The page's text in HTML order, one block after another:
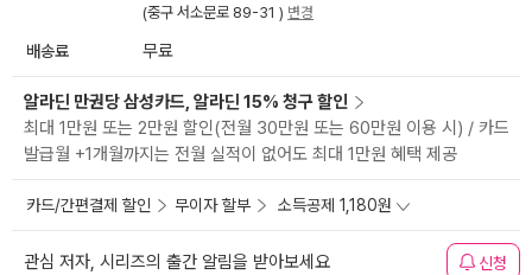
(중구 서소문로 89-31 ) 변경
배송료 무료
알라딘 만권당 삼성카드, 알라딘 15% 청구 할인
최대 1만원 또는 2만원 할인(전월 30만원 또는 60만원 이용 시) / 카드
발급월 +1개월까지는 전월 실적이 없어도 최대 1만원 혜택 제공
카드/간편결제 할인 무이자 할부 소득공제 1,180원
관심 저자, 시리즈의 출간 알림을 받아보세요 신청